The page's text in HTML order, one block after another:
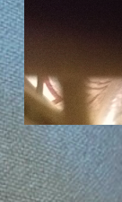
Arbeit,